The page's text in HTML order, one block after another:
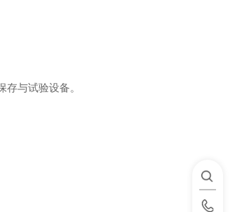
与试验设备。